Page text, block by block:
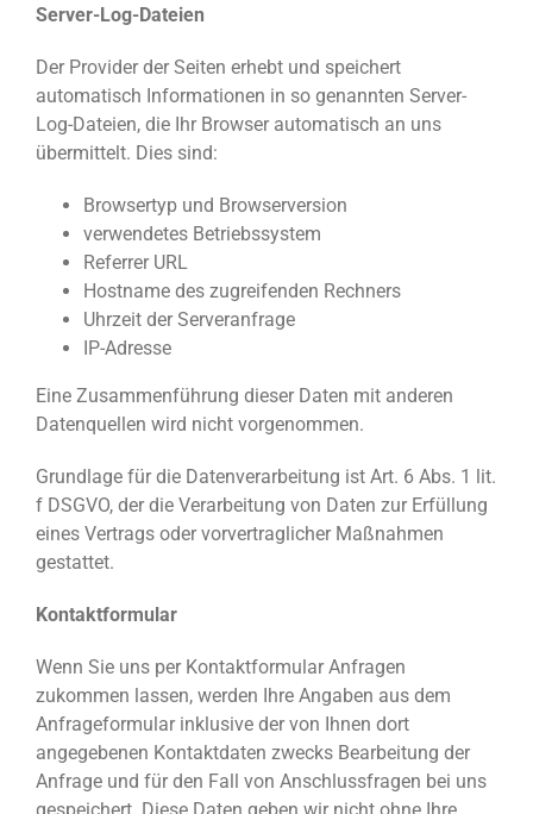
Server-Log-Dateien
Der Provider der Seiten erhebt und speichert
automatisch Informationen in so genannten Server-
Log-Dateien, die Ihr Browser automatisch an uns
übermittelt. Dies sind:
Browsertyp und Browserversion
verwendetes Betriebssystem
Referrer URL
Hostname des zugreifenden Rechners
Uhrzeit der Serveranfrage
IP-Adresse
Eine Zusammenführung dieser Daten mit anderen
Datenquellen wird nicht vorgenommen.
Grundlage für die Datenverarbeitung ist Art. 6 Abs. 1 lit.
f DSGVO, der die Verarbeitung von Daten zur Erfüllung
eines Vertrags oder vorvertraglicher Maßnahmen
gestattet.
Kontaktformular
Wenn Sie uns per Kontaktformular Anfragen
zukommen lassen, werden Ihre Angaben aus dem
Anfrageformular inklusive der von Ihnen dort
angegebenen Kontaktdaten zwecks Bearbeitung der
Anfrage und für den Fall von Anschlussfragen bei uns